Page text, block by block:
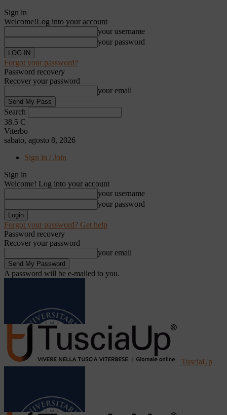
Sign in
Welcome!Log into your account
your username
your password
Forgot your password?
Password recovery
Recover your password
your email
Search
38.5 C
Viterbo
sabato, agosto 8, 2026
Sign in / Join
Sign in
Welcome! Log into your account
your username
your password
Forgot your password? Get help
Password recovery
Recover your password
your email
A password will be e-mailed to you.
TusciaUp